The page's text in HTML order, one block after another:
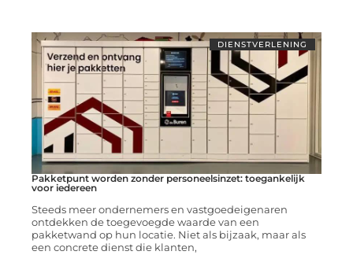
DIENSTVERLENING
Pakketpunt worden zonder personeelsinzet: toegankelijk
voor iedereen
Steeds meer ondernemers en vastgoedeigenaren
ontdekken de toegevoegde waarde van een
pakketwand op hun locatie. Niet als bijzaak, maar als
een concrete dienst die klanten,